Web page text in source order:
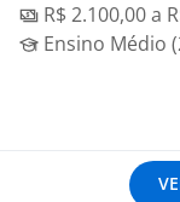
R$ 2.100,00 a
Ensino Médio